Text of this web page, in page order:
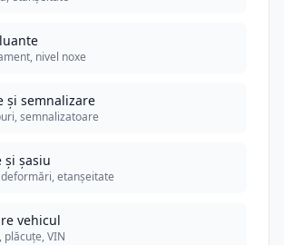
nivel noxe
și semnalizare
semnalizatoare
și șasiu
etanșeitate
vehicul
plăcuțe, VIN